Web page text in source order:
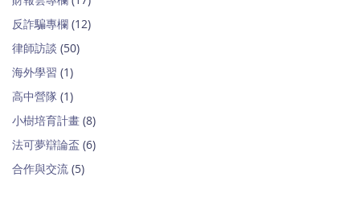
反詐騙專欄 (12)
律師訪談 (50)
海外學習 (1)
高中營隊 (1)
小樹培育計畫 (8)
法可夢辯論盃 (6)
合作與交流 (5)